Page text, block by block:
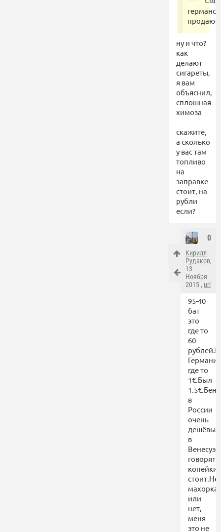
продают
ну и что?
как
делают
сигареты,
я вам
объяснил,
сплошная
химоза
скажите,
а сколько
у вас там
топливо
на
заправке
стоит, на
рубли
если?
0
Кирилл
Рудаков,
13
Ноября
2015 , url
95-40
бат
это
где то
60
рублей.В
где то
1€.Был
в
России
очень
в
говорят
копейки
махорка
или
нет,
меня
это не